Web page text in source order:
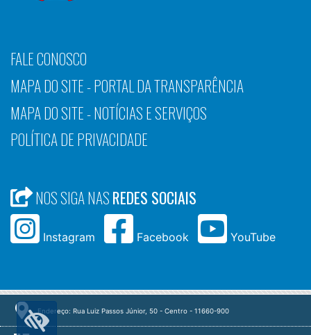
FALE CONOSCO
MAPA DO SITE - PORTAL DA TRANSPARÊNCIA
MAPA DO SITE - NOTÍCIAS E SERVIÇOS
POLÍTICA DE PRIVACIDADE
NOS SIGA NASREDES SOCIAIS
Instagram Facebook YouTube
Endereço: Rua Luiz Passos Júnior, 50 - Centro - 11660-900